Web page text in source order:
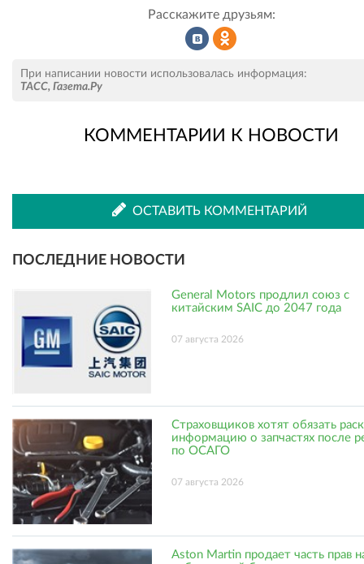
Расскажите друзьям:
во
ВКонтакте
Одноклассниках
При написании новости использовалась информация:
ТАСС, Газета.Ру
КОММЕНТАРИИ К НОВОСТИ
ОСТАВИТЬ КОММЕНТАРИЙ
ПОСЛЕДНИЕ НОВОСТИ
General Motors продлил союз с
китайским SAIC до 2047 года
07 августа 2026
Страховщиков хотят обязать
информацию о запчастях после
по ОСАГО
07 августа 2026
Aston Martin продает часть прав